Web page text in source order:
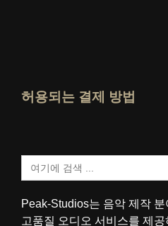
허용되는 결제 방법
검
색
:
Peak-Studios는 음악 제작
고품질 오디오 서비스를 제